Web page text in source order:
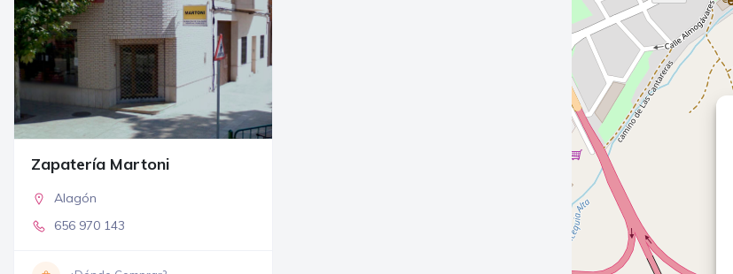
Zapatería Martoni
Alagón
656 970 143